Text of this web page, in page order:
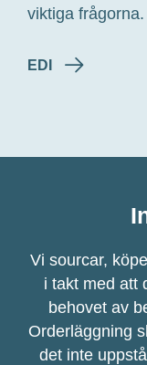
viktiga frågorna.
EDI
Vi sourcar,
i takt med att
behovet av
Orderläggning
det inte